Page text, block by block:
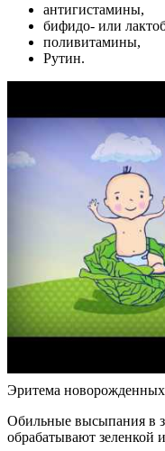
антигистамины,
бифидо- или
поливитамины,
Рутин.
Эритема
Обильные высыпания в
обрабатывают зеленкой